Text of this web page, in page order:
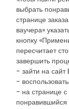
выбрать
странице
ваучера»
кнопку
пересчитает
завершить
- зайти на
-
- на странице с
понравившийся